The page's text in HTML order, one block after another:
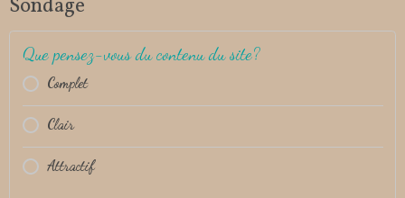
Sondage
Que pensez-vous du contenu du site?
Complet
Clair
Attractif